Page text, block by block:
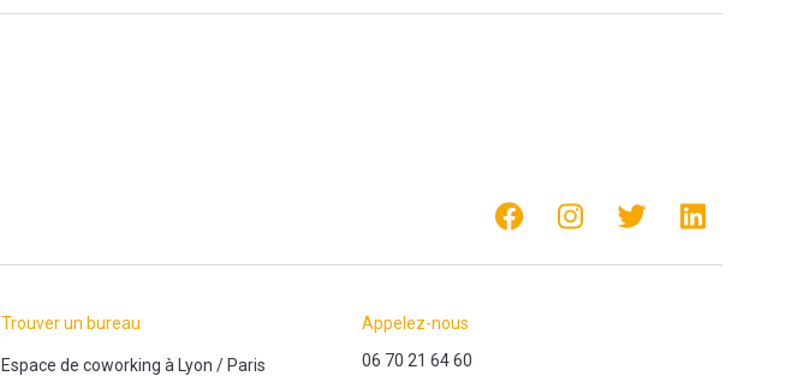
Trouver un bureau
Espace de coworking à Lyon /Paris
Appelez-nous
06 70 21 64 60